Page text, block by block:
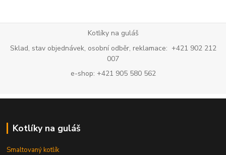
Kotlíky na guláš
Sklad, stav objednávek, osobní odběr, reklamace: +421 902 212
007
e-shop: +421 905 580 562
Kotlíky na guláš
Smaltovaný kotlík